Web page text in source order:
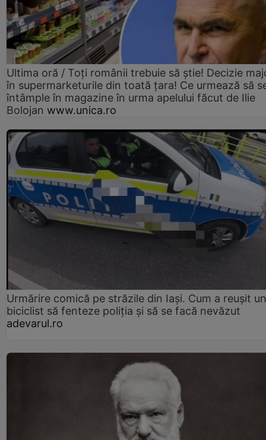
Ultima oră / Toți românii trebuie să știe! Decizie
în supermarketurile din toată țara! Ce urmează să
întâmple în magazine în urma apelului făcut de Ilie
Bolojan www.unica.ro
Urmărire comică pe străzile din Iași. Cum a reușit un
biciclist să fenteze poliția și să se facă nevăzut
adevarul.ro